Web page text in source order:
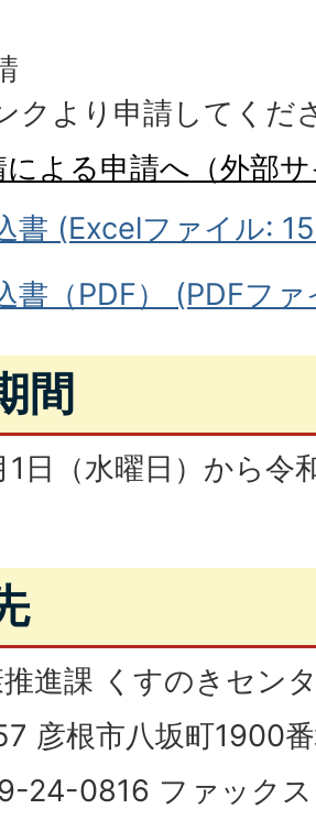
クより申請してくだ
による申請へ（外部
書 (Excelファイル:
書（PDF） (PDFフ
間
日（水曜日）から令
進課 くすのきセン
彦根市八坂町1900
24-0816 ファック